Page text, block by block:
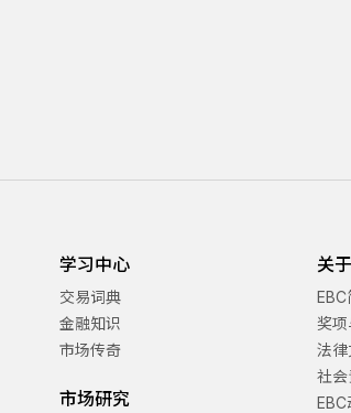
学习中心
交易词典
金融知识
市场传奇
市场研究
关
奖
法律
社